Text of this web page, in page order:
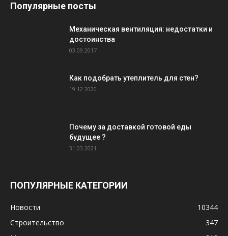
Популярные посты
Механическая вентиляция: недостатки и
достоинства
03.09.2017
Как подобрать утеплитель для стен?
19.12.2020
Почему за доставкой готовой еды
будущее ?
31.03.2021
ПОПУЛЯРНЫЕ КАТЕГОРИИ
Новости
10344
Строительство
347